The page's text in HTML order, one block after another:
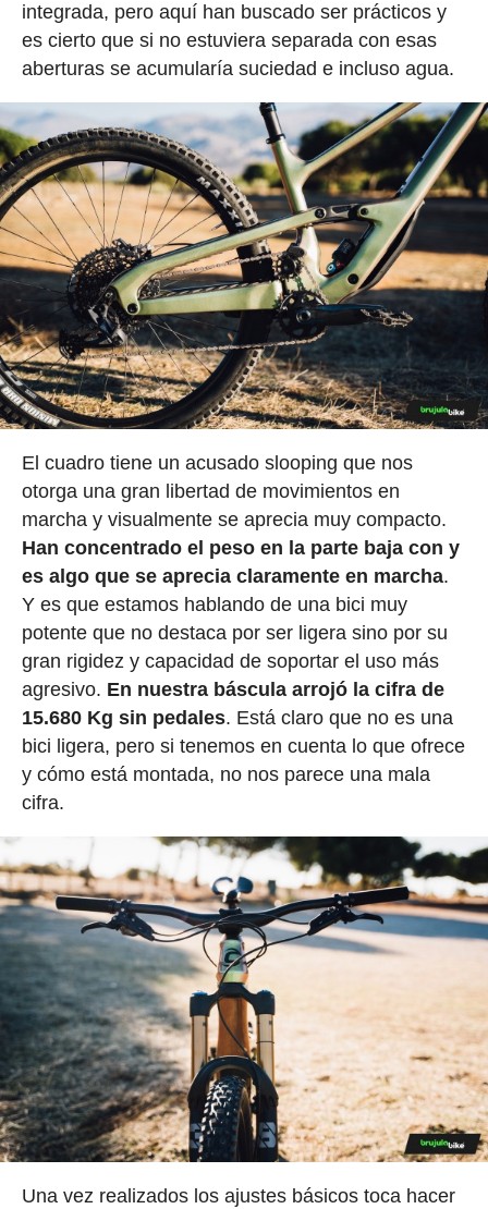
integrada, pero aquí han buscado ser prácticos y
es cierto que si no estuviera separada con esas
aberturas se acumularía suciedad e incluso agua.
El cuadro tiene un acusado slooping que nos
otorga una gran libertad de movimientos en
marcha y visualmente se aprecia muy compacto.
Han concentrado el peso en la parte baja con y
es algo que se aprecia claramente en marcha.
Y es que estamos hablando de una bici muy
potente que no destaca por ser ligera sino por su
gran rigidez y capacidad de soportar el uso más
agresivo. En nuestra báscula arrojó la cifra de
15.680 Kg sin pedales. Está claro que no es una
bici ligera, pero si tenemos en cuenta lo que ofrece
y cómo está montada, no nos parece una mala
cifra.
Una vez realizados los ajustes básicos toca hacer